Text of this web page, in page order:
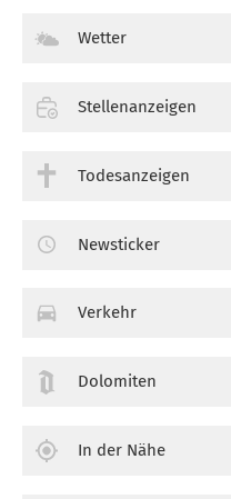
Wetter
Stellenanzeigen
Todesanzeigen
Newsticker
Verkehr
Dolomiten
In der Nähe